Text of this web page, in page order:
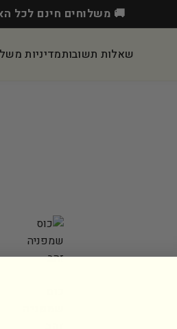
🚚 משלוחים חינם לכל הארץ · ⭐ +5,000
שאלות תשובותמדיניות